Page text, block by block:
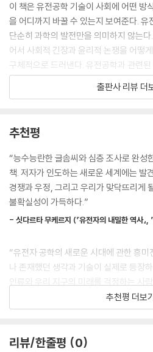
2020년대 초의 세상은 많이 달라졌다.
내려지고, 서로 상충하는 두 가지 새로운
꾸고 있다. 즉 한쪽에서는 ‘열린 과학’을
전 논문들이 코로나19의 과학적인 조사
서 확인된 것처럼 데이터 공유에 대비해
한쪽에서는 사생활과 개개인의 권리에
--- p.241 「7장, 생명공학계의 재벌들」
지금 우리는 인류 역사의 새로운 시대가
음을 느낍니다. 그리고 지금, 그 변화에
그런 일이 가능하다면, 우리 사회는 이
요?
--- p.397 「12장, #크리스퍼 베이비」
께 시민들도 충분한 정보를 바탕으로 목
정에는 5년 이상이 걸릴 텐데, 민간 기업
신들이 서비스를 제공하고자 하는 사람들
람들이 자신이 바라는 방향으로 미래를
--- p.541 「16장, 신들?」
유전자 조작 연구에 매진해 온 연구자들
이 책은 유전공학 기술이 사회에 어떤 방
을 어디까지 바꿀 수 있는지 보여준다.
단순히 과학의 발전만을 의미하지 않는
어서 사회적 긴장과 윤리적 논쟁을 어떻
구체적으로 드러낸다. 유전공학과 관련
기술이 더 이상 과학의 울타리 안에만 머
으로 연결한다는 점이다. 과학 기술은 항
되고, 그 이면에는 여러 이해관계가 얽혀
싼 의사결정을 소수 전문가의 판단에만
자 기술은 사회 전체가 참여해 판단하고
집, 생물학 무기, 유전자 조작 식품에 이
려움이 없도록 구성되어 있으며, 각 사례
위험을 함께 보여주고 있어 균형 잡힌 시
이 법과 제도, 사회 규범에 어떤 영향을
이 책은 단순히 지식을 전달하는 교양서
라보게 한다. 유전공학이 과학자들만만의
출판사 리뷰 더
추천평
“능수능란한 글솜씨와 심층 조사로 완성
책. 저자가 인도하는 새로운 세계에는 발
경쟁과 우정, 그리고 우리가 맞닥뜨리게
불확실성이 가득하다.”
- 싯다르타 무케르지 (『유전자의 내밀한 역사』,
“유전자 공학의 새로운 시대에 관한 흥
나 존재했던 생각과 기술이 실제로 등장
인류와 우리 지구의 미래를 걱정하는 사
- 케빈 데이비스 (『유전자 임팩트』 저자)
불안과 흥분을 불러일으키는 모든 내용을
추천평 더보
리뷰/한줄평 0